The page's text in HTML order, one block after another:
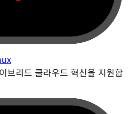
브리드 클라우드 혁신을 지원합